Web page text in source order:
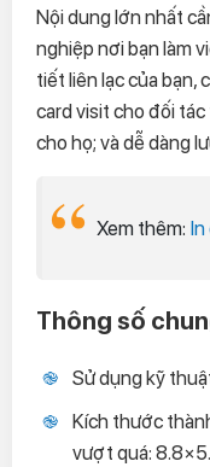
Nội dung lớn nhất
nghiệp nơi bạn làm
tiết liên lạc của bạn,
card visit cho đối
cho họ; và dễ dàng
Xem thêm: In
Thông số
Sử dụng kỹ
Kích thước
vượt quá: